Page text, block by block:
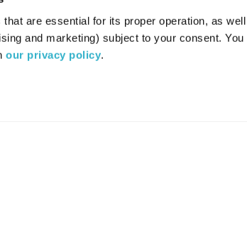
are essential for its proper operation, as
and marketing) subject to your consent.
our privacy policy.